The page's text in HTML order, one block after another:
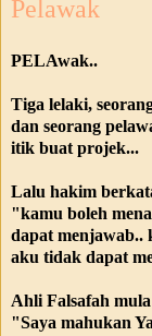
Pelawak
PELAwak..
Tiga lelaki,
dan seorang
itik buat projek...
Lalu hakim
"kamu boleh
dapat menjawab..
aku tidak dapat
Ahli Falsafah
"Saya mahukan